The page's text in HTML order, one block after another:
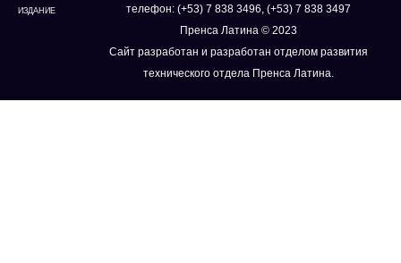
ИЗДАНИЕ
телефон: (+53) 7 838 3496, (+53) 7 838 3497
Пренса Латина © 2023
Сайт разработан и разработан отделом развития
технического отдела Пренса Латина.